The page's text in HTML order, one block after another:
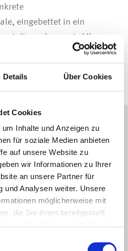
Details Über Cookies
Cookies
Inhalte und Anzeigen zu
für soziale Medien anbieten
auf unsere Website zu
wir Informationen zu Ihrer
an unsere Partner für
und Analysen weiter. Unsere
möglicherweise mit
die Sie ihnen bereitgestellt
eingebettet in ein
Alles
Kontinuität ausgerichtet.
als Vertraute:n
Ziel.
leisten
Gesamtplanung unter
Ihrer Steuerbelastung –
von Unsicherheiten, wie